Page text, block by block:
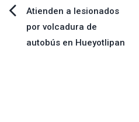
Navegación
de
Atienden a lesionados
por volcadura de
autobús en Hueyotlipan